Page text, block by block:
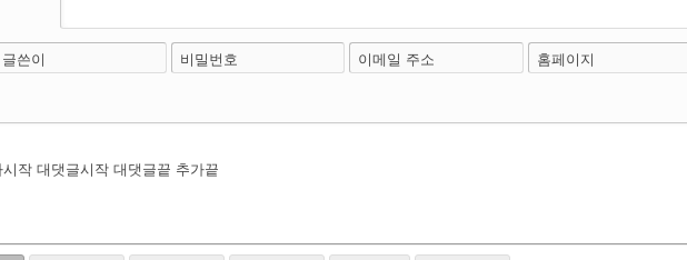
글쓴이 비밀번호 이메일 주소 홈페이지
시작 대댓글시작 대댓글끝 추가끝